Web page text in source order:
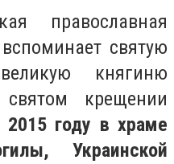
православная
святую
княгиню
крещении
2015 году в храме
Украинской